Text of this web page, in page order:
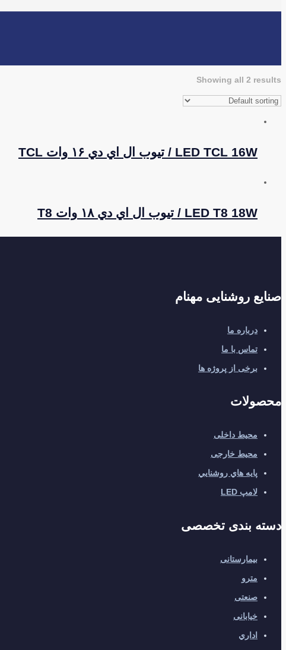
Showing all 2 results
LED TCL 16W / تيوب ال اي دي ۱۶ وات TCL
LED T8 18W / تيوب ال اي دي ۱۸ وات T8
صنایع روشنایی مهنام
درباره ما
تماس با ما
برخی از پروژه ها
محصولات
محیط داخلی
محیط خارجی
پايه هاي روشنايي
لامپ LED
دسته بندی تخصصی
بیمارستانی
مترو
صنعتی
خیابانی
اداري